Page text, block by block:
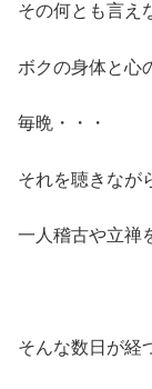
その何とも言え
ボクの身体と心
毎晩・・・
それを聴きなが
一人稽古や立禅
そんな数日が経